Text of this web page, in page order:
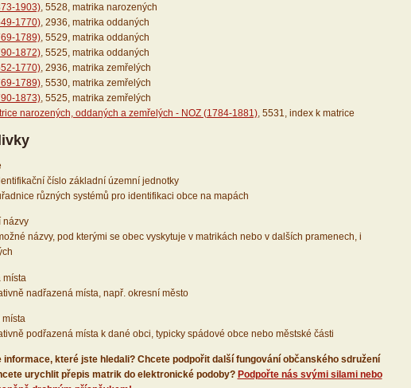
1903), 5528, matrika narozených
1770), 2936, matrika oddaných
1789), 5529, matrika oddaných
1872), 5525, matrika oddaných
1770), 2936, matrika zemřelých
1789), 5530, matrika zemřelých
1873), 5525, matrika zemřelých
narozených, oddaných a zemřelých - NOZ (1784-1881), 5531, index k matrice
číslo základní územní jednotky
různých systémů pro identifikaci obce na mapách
názvy
názvy, pod kterými se obec vyskytuje v matrikách nebo v dalších pramenech, i
místa
nadřazená místa, např. okresní město
podřazená místa k dané obci, typicky spádové obce nebo městské části
informace, které jste hledali? Chcete podpořit další fungování občanského sdružení
urychlit přepis matrik do elektronické podoby? Podpořte nás svými silami nebo